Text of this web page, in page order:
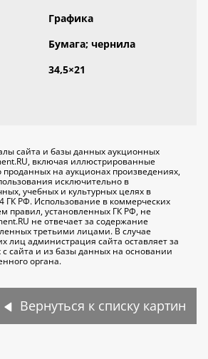
Графика
Бумага; чернила
34,5×21
сайта и базы данных аукционных
включая иллюстрированные
на аукционах произведениях,
исключительно в
учебных и культурных целях в
ГК РФ. Использование в коммерческих
правил, установленных ГК РФ, не
не отвечает за содержание
третьими лицами. В случае
лиц администрация сайта оставляет за
с сайта и из базы данных на основании
органа.
Вернуться к списку картин